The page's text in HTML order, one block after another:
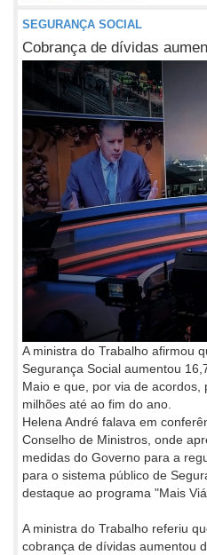
SEGURANÇA SOCIAL
Cobrança de dívidas
A ministra do Trabalho afirmou
Segurança Social aumentou
Maio e que, por via de
milhões até ao fim do ano.
Helena André falava em
Conselho de Ministros, onde
medidas do Governo para a
para o sistema público de
destaque ao programa "Mais
A ministra do Trabalho referiu
cobrança de dívidas aumentou